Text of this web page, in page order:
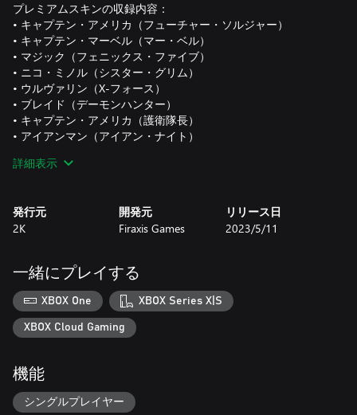
プレミアムスキンの収録内容：
• キャプテン・アメリカ（フューチャー・ソルジャー）
• キャプテン・マーベル（マー・ベル）
• マジック（フェニックス・ファイブ）
• ニコ・ミノル（シスター・グリム）
• ウルヴァリン（X-フォース）
• ブレイド（デーモンハンター）
• キャプテン・アメリカ（護衛隊長）
• アイアンマン（アイアン・ナイト）
• ゴーストライダー（復讐の精霊）
注：プレミアムスキンは、ゲーム内にて対応するキャラクター
専用です。一部のキャラクターは、ゲームを進行させてアンロ
日（木）までに自動的に実装されます。利用規約が適用されま
す。
マーベルのダークサイドを解き放て！
邪悪なリリスとその軍団がヒドラの闇の軍勢と手を結んだ今、
あなたのミッションは、百戦錬磨のスーパーヒーロー達と超人
的な戦士たちを勝利へと導くこと。ドクター・ストレンジ、ア
イアンマン、ブレイドといったレジェンドたちは、お互いの違
詳細表示
発行元
2K
開発元
Firaxis Games
リリース日
2023/5/11
一緒にプレイする
XBOX One XBOX Series X|S
XBOX Cloud Gaming
機能
シングルプレイヤー